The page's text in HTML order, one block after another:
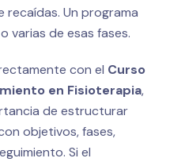
Un programa
varias de esas fases.
con el Curso
en Fisioterapia,
de estructurar
objetivos, fases,
Si el